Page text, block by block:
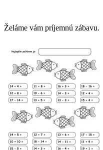
Želáme vám príjemnú zábavu.